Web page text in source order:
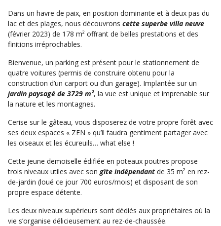
Dans un havre de paix, en position dominante et à deux pas du
lac et des plages, nous découvrons cette superbe villa neuve
(février 2023) de 178 m² offrant de belles prestations et des
finitions irréprochables.
Bienvenue, un parking est présent pour le stationnement de
quatre voitures (permis de construire obtenu pour la
construction d’un carport ou d’un garage). Implantée sur un
jardin paysagé de 3729 m², la vue est unique et imprenable sur
la nature et les montagnes.
Cerise sur le gâteau, vous disposerez de votre propre forêt avec
ses deux espaces « ZEN » qu’il faudra gentiment partager avec
les oiseaux et les écureuils… what else !
Cette jeune demoiselle édifiée en poteaux poutres propose
trois niveaux utiles avec son gîte indépendant de 35 m² en rez-
de-jardin (loué ce jour 700 euros/mois) et disposant de son
propre espace détente.
Les deux niveaux supérieurs sont dédiés aux propriétaires où la
vie s’organise délicieusement au rez-de-chaussée.